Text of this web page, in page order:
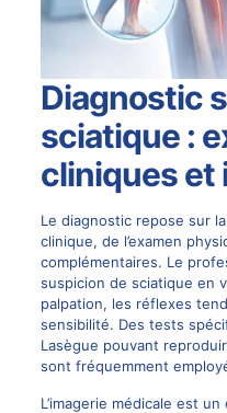
Diagnostic
sciatique :
cliniques et
Le diagnostic repose sur
clinique, de l’examen
complémentaires. Le
suspicion de sciatique en
palpation, les réflexes
sensibilité. Des tests
Lasègue pouvant
sont fréquemment
L’imagerie médicale est